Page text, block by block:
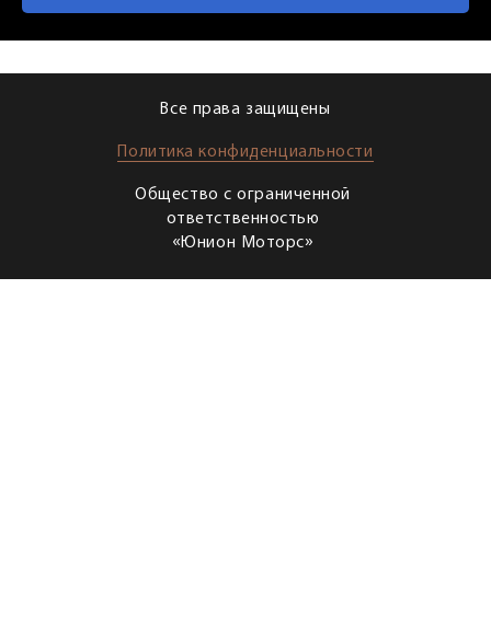
СХЕМА ПРОЕЗДА
Все права защищены
Политика конфиденциальности
Общество с ограниченной
ответственностью
«Юнион Моторс»